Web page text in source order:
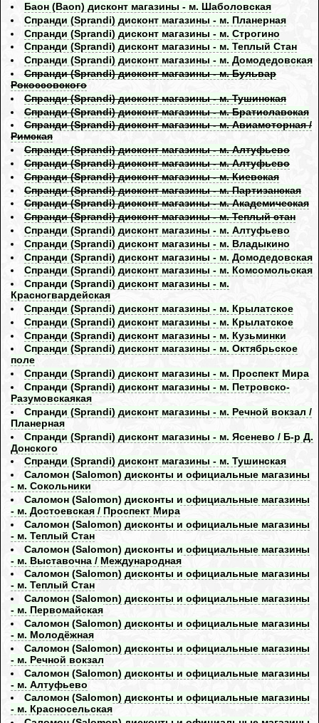
Баон (Baon) дисконт магазины - м. Шаболовская
Спранди (Sprandi) дисконт магазины - м. Планерная
Спранди (Sprandi) дисконт магазины - м. Строгино
Спранди (Sprandi) дисконт магазины - м. Теплый Стан
Спранди (Sprandi) дисконт магазины - м. Домодедовская
Спранди (Sprandi) дисконт магазины - м. Бульвар
Рокоссовского
Спранди (Sprandi) дисконт магазины - м. Тушинская
Спранди (Sprandi) дисконт магазины - м. Братиславская
Спранди (Sprandi) дисконт магазины - м. Авиамоторная /
Римская
Спранди (Sprandi) дисконт магазины - м. Алтуфьево
Спранди (Sprandi) дисконт магазины - м. Алтуфьево
Спранди (Sprandi) дисконт магазины - м. Киевская
Спранди (Sprandi) дисконт магазины - м. Партизанская
Спранди (Sprandi) дисконт магазины - м. Академическая
Спранди (Sprandi) дисконт магазины - м. Теплый стан
Спранди (Sprandi) дисконт магазины - м. Алтуфьево
Спранди (Sprandi) дисконт магазины - м. Владыкино
Спранди (Sprandi) дисконт магазины - м. Домодедовская
Спранди (Sprandi) дисконт магазины - м. Комсомольская
Спранди (Sprandi) дисконт магазины - м.
Красногвардейская
Спранди (Sprandi) дисконт магазины - м. Крылатское
Спранди (Sprandi) дисконт магазины - м. Крылатское
Спранди (Sprandi) дисконт магазины - м. Кузьминки
Спранди (Sprandi) дисконт магазины - м. Октябрьское
поле
Спранди (Sprandi) дисконт магазины - м. Проспект Мира
Спранди (Sprandi) дисконт магазины - м. Петровско-
Разумовскаякая
Спранди (Sprandi) дисконт магазины - м. Речной вокзал /
Планерная
Спранди (Sprandi) дисконт магазины - м. Ясенево / Б-р Д.
Донского
Спранди (Sprandi) дисконт магазины - м. Тушинская
Саломон (Salomon) дисконты и официальные магазины
- м. Сокольники
Саломон (Salomon) дисконты и официальные магазины
- м. Достоевская / Проспект Мира
Саломон (Salomon) дисконты и официальные магазины
- м. Теплый Стан
Саломон (Salomon) дисконты и официальные магазины
- м. Выставочна / Международная
Саломон (Salomon) дисконты и официальные магазины
- м. Теплый Стан
Саломон (Salomon) дисконты и официальные магазины
- м. Первомайская
Саломон (Salomon) дисконты и официальные магазины
- м. Молодёжная
Саломон (Salomon) дисконты и официальные магазины
- м. Речной вокзал
Саломон (Salomon) дисконты и официальные магазины
- м. Алтуфьево
Саломон (Salomon) дисконты и официальные магазины
- м. Красносельская